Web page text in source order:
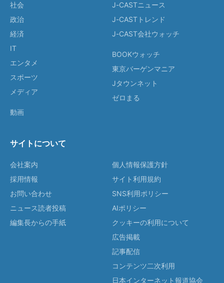
社会
政治
経済
IT
エンタメ
スポーツ
メディア
動画
J-CASTニュース
J-CASTトレンド
J-CAST会社ウォッチ
BOOKウォッチ
東京バーゲンマニア
Jタウンネット
ゼロまる
サイトについて
会社案内
採用情報
お問い合わせ
ニュース読者投稿
編集長からの手紙
個人情報保護方針
サイト利用規約
SNS利用ポリシー
AIポリシー
クッキーの利用について
広告掲載
記事配信
コンテンツ二次利用
日本インターネット報道協会